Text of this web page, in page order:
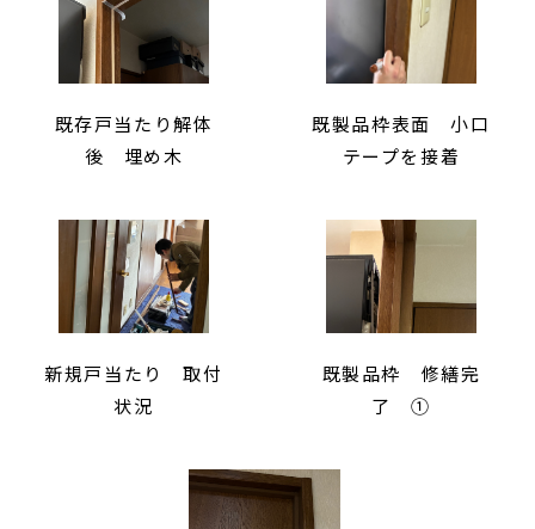
既存戸当たり解体
後 埋め木
既製品枠表面 小口
テープを接着
新規戸当たり 取付
状況
既製品枠 修繕完
了 ①